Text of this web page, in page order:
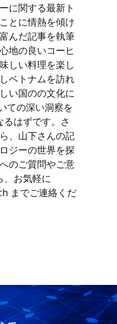
に関する最新ト
とに情熱を傾け
んだ記事を執筆
地の良いコーヒ
しい料理を楽し
ベトナムを訪れ
い国のの文化に
ての深い洞察を
はずです。さ
、山下さんの記
ジーの世界を探
のご質問やご意
、お気軽に
までご連絡くだ